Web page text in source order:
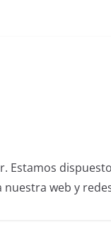
Estamos
web y